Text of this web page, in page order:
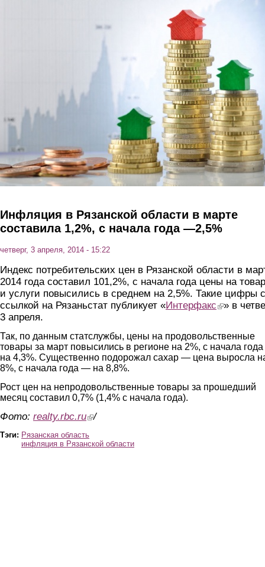
Инфляция в Рязанской области в марте
составила 1,2%, с начала года —2,5%
четверг, 3 апреля, 2014 - 15:22
Индекс потребительских цен в Рязанской области в
2014 года составил 101,2%, с начала года цены на
и услуги повысились в среднем на 2,5%. Такие цифры
ссылкой на Рязаньстат публикует «Интерфакс (link is
» в
3 апреля.
Так, по данным статслужбы, цены на продовольственные
товары за март повысились в регионе на 2%, с начала
на 4,3%. Существенно подорожал сахар — цена выросла
8%, с начала года — на 8,8%.
Рост цен на непродовольственные товары за прошедший
месяц составил 0,7% (1,4% с начала года).
Фото: realty.rbc.ru(link is external)
/
Тэги: Рязанская область
инфляция в Рязанской области